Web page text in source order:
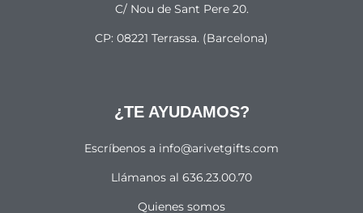
C/ Nou de Sant Pere 20.
CP: 08221 Terrassa. (Barcelona)
¿TE AYUDAMOS?
Escríbenos a info@arivetgifts.com
Llámanos al 636.23.00.70
Quienes somos